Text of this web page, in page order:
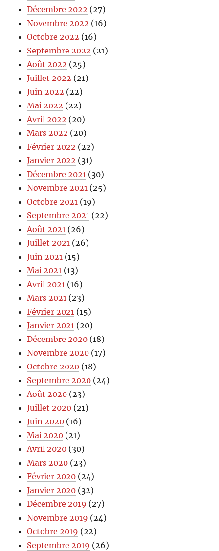
Décembre 2022 (27)
Novembre 2022 (16)
Octobre 2022 (16)
Septembre 2022 (21)
Août 2022 (25)
Juillet 2022 (21)
Juin 2022 (22)
Mai 2022 (22)
Avril 2022 (20)
Mars 2022 (20)
Février 2022 (22)
Janvier 2022 (31)
Décembre 2021 (30)
Novembre 2021 (25)
Octobre 2021 (19)
Septembre 2021 (22)
Août 2021 (26)
Juillet 2021 (26)
Juin 2021 (15)
Mai 2021 (13)
Avril 2021 (16)
Mars 2021 (23)
Février 2021 (15)
Janvier 2021 (20)
Décembre 2020 (18)
Novembre 2020 (17)
Octobre 2020 (18)
Septembre 2020 (24)
Août 2020 (23)
Juillet 2020 (21)
Juin 2020 (16)
Mai 2020 (21)
Avril 2020 (30)
Mars 2020 (23)
Février 2020 (24)
Janvier 2020 (32)
Décembre 2019 (27)
Novembre 2019 (24)
Octobre 2019 (22)
Septembre 2019 (26)